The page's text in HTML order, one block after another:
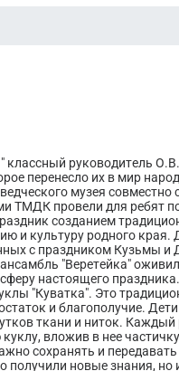
руководитель
перенесло их в мир
музея
ТМДК провели для ребят
созданием
и культуру родного края.
с праздником Кузьмы и
"Веретейка"
настоящего праздника.
"Куватка". Это
и благополучие.
ткани и ниток. Каждый
вложив в нее
сохранять и
новые знания, но